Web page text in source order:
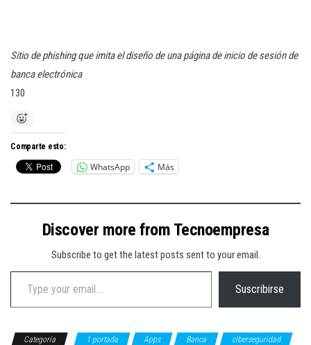
Sitio de phishing que imita el diseño de una página de inicio de sesión de
banca electrónica
130
Comparte esto:
WhatsApp Más
Discover more from Tecnoempresa
Subscribe to get the latest posts sent to your email.
Type your email…
Suscribirse
Categoría 1 portada Apps Banca
ciberseguridad